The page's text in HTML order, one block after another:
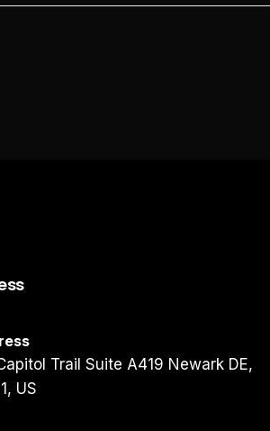
Trail Suite A419 Newark DE,
US